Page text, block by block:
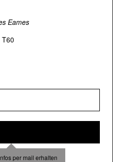
Eames
T60
per mail erhalten